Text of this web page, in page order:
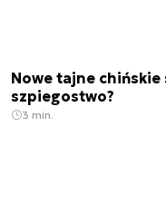
Nowe tajne
szpiegostwo?
3 min.